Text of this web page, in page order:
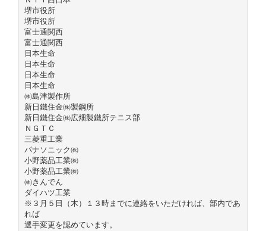
堺市役所
堺市役所
富士通関西
富士通関西
日本生命
日本生命
日本生命
日本生命
㈱島津製作所
新日鐵住金㈱製鋼所
新日鐵住金㈱広畑製鐵所テニス部
ＮＧＴＣ
三菱重工業
パナソニック㈱
小野薬品工業㈱
小野薬品工業㈱
㈱きんでん
ダイハツ工業
※３月５日（木）１３時までに連絡をいただければ、部内であ
れば
選手変更を認めています。